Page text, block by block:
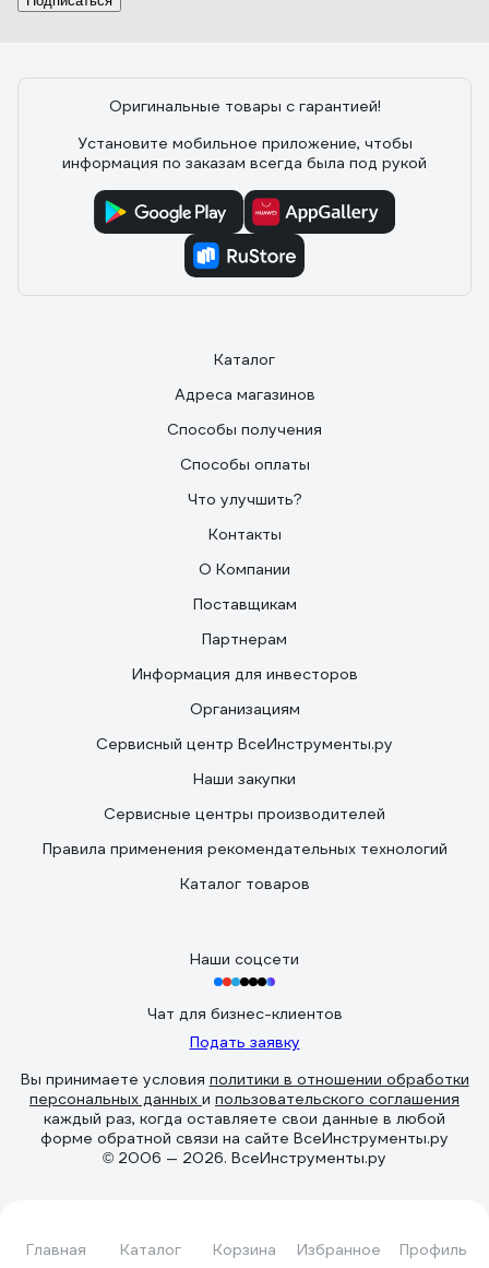
Главная Каталог Корзина Избранное Профиль
Оригинальные товары с гарантией!
Установите мобильное приложение, чтобы
информация по заказам всегда была под рукой
Каталог
Адреса магазинов
Способы получения
Способы оплаты
Что улучшить?
Контакты
О Компании
Поставщикам
Партнерам
Информация для инвесторов
Организациям
Сервисный центр ВсеИнструменты.ру
Наши закупки
Сервисные центры производителей
Правила применения рекомендательных технологий
Каталог товаров
Наши соцсети
Чат для бизнес-клиентов
Подать заявку
Вы принимаете условия политики в отношении обработки
персональных данных и пользовательского соглашения
каждый раз, когда оставляете свои данные в любой
форме обратной связи на сайте ВсеИнструменты.ру
© 2006 — 2026. ВсеИнструменты.ру